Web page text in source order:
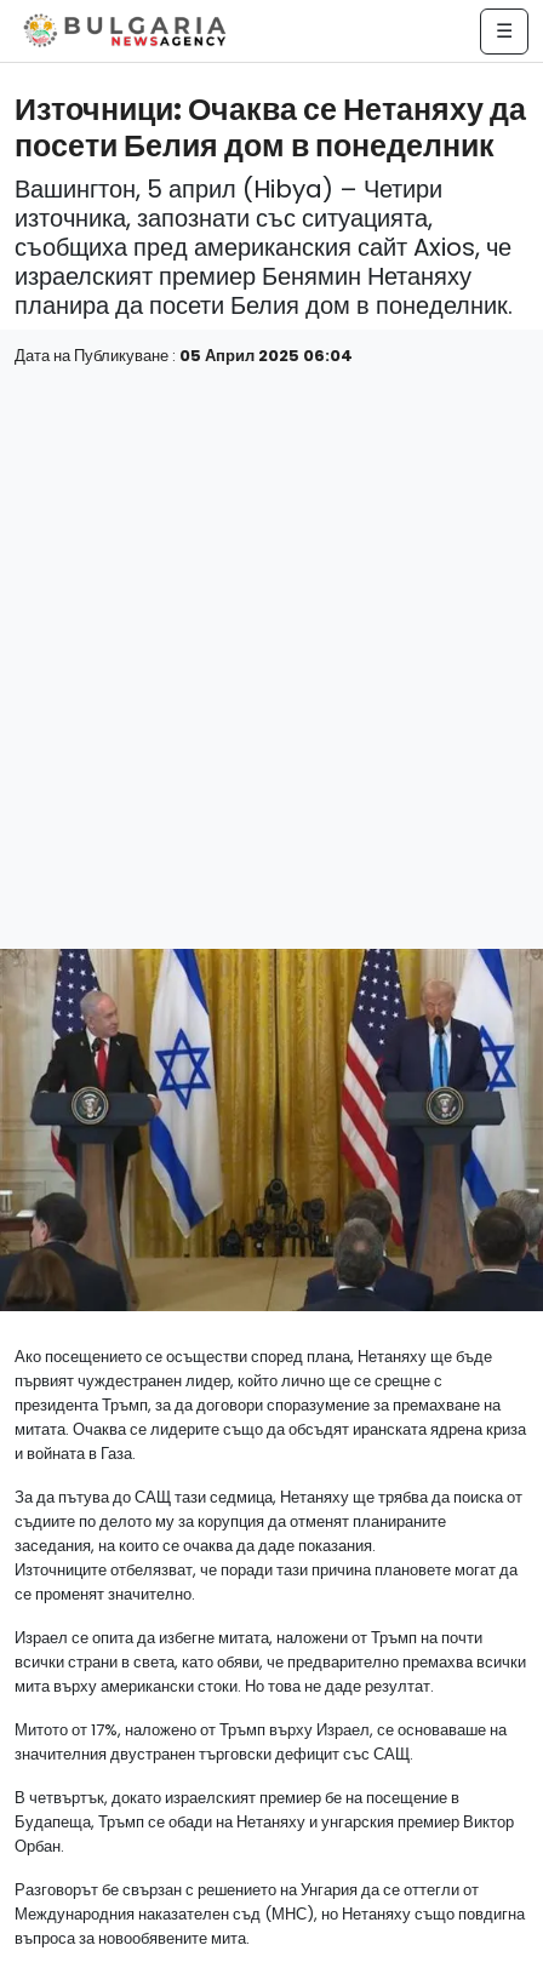
☰
Източници: Очаква се Нетаняху да
посети Белия дом в понеделник
Вашингтон, 5 април (Hibya) – Четири
източника, запознати със ситуацията,
съобщиха пред американския сайт Axios, че
израелският премиер Бенямин Нетаняху
планира да посети Белия дом в понеделник.
Дата на Публикуване : 05 Април 2025 06:04
Ако посещението се осъществи според плана, Нетаняху ще бъде
първият чуждестранен лидер, който лично ще се срещне с
президента Тръмп, за да договори споразумение за премахване на
митата. Очаква се лидерите също да обсъдят иранската ядрена криза
и войната в Газа.
За да пътува до САЩ тази седмица, Нетаняху ще трябва да поиска от
съдиите по делото му за корупция да отменят планираните
заседания, на които се очаква да даде показания.
Източниците отбелязват, че поради тази причина плановете могат да
се променят значително.
Израел се опита да избегне митата, наложени от Тръмп на почти
всички страни в света, като обяви, че предварително премахва всички
мита върху американски стоки. Но това не даде резултат.
Митото от 17%, наложено от Тръмп върху Израел, се основаваше на
значителния двустранен търговски дефицит със САЩ.
В четвъртък, докато израелският премиер бе на посещение в
Будапеща, Тръмп се обади на Нетаняху и унгарския премиер Виктор
Орбан.
Разговорът бе свързан с решението на Унгария да се оттегли от
Международния наказателен съд (МНС), но Нетаняху също повдигна
въпроса за новообявените мита.